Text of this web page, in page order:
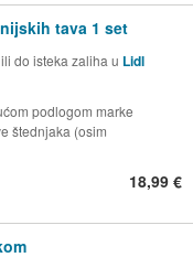
tava 1 set
do isteka zaliha u Lidl
podlogom marke
štednjaka (osim
18,99 €